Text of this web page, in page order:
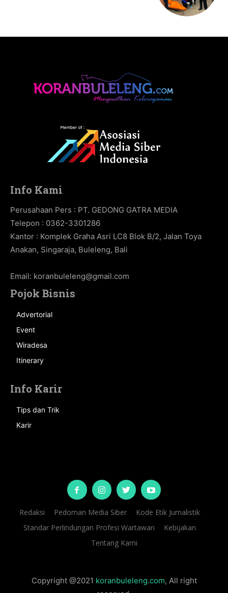
Info Kami
Perusahaan Pers : PT. GEDONG GATRA MEDIA
Telepon : 0362-3301286
Kantor : Komplek Graha Asri LC8 Blok B/2, Jalan Toya
Anakan, Singaraja, Buleleng, Bali
Email: koranbuleleng@gmail.com
Pojok Bisnis
Advertorial
Event
Wiradesa
Itinerary
Info Karir
Tips dan Trik
Karir
Redaksi Pedoman Media Siber
Kode Etik Jurnalistik
Standar Perlindungan Profesi Wartawan
Kebijakan
Tentang Kami
Copyright @2021 koranbuleleng.com, All right